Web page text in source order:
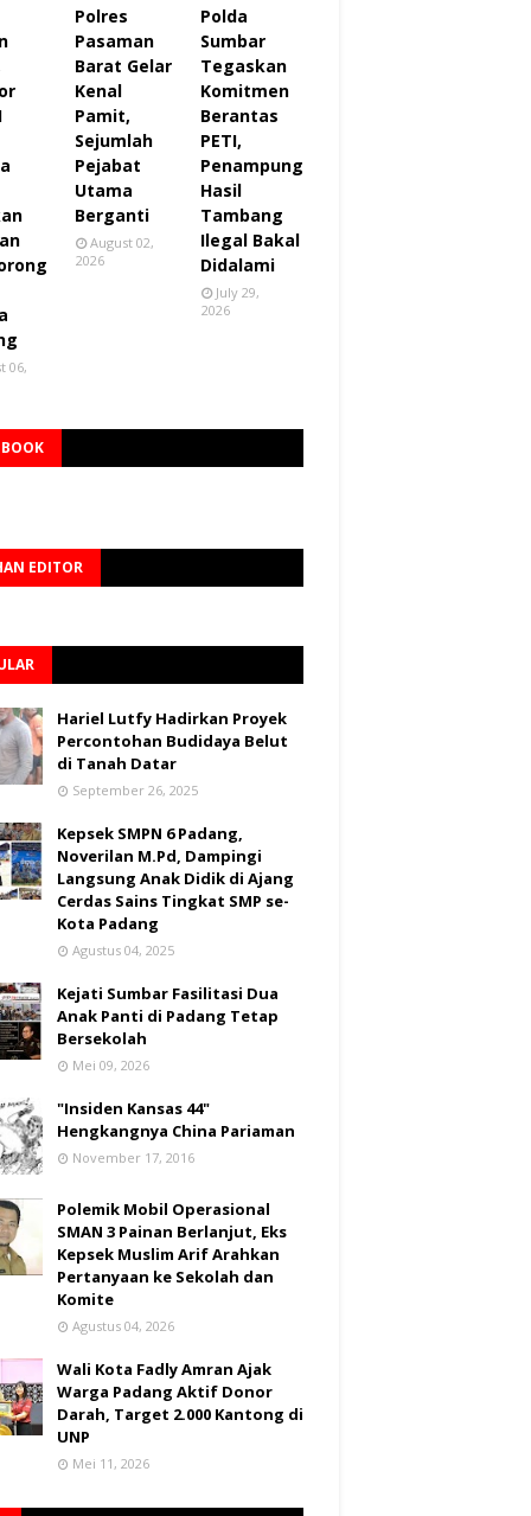
06,
Polres
Pasaman
Barat Gelar
Kenal
Pamit,
Sejumlah
Pejabat
Utama
Berganti
August 02,
2026
Polda
Sumbar
Tegaskan
Komitmen
Berantas
PETI,
Penampung
Hasil
Tambang
Ilegal Bakal
Didalami
July 29,
2026
EDITOR
Hariel Lutfy Hadirkan Proyek
Percontohan Budidaya Belut
di Tanah Datar
September 26, 2025
Kepsek SMPN 6 Padang,
Noverilan M.Pd, Dampingi
Langsung Anak Didik di Ajang
Cerdas Sains Tingkat SMP se-
Kota Padang
Agustus 04, 2025
Kejati Sumbar Fasilitasi Dua
Anak Panti di Padang Tetap
Bersekolah
Mei 09, 2026
"Insiden Kansas 44"
Hengkangnya China Pariaman
November 17, 2016
Polemik Mobil Operasional
SMAN 3 Painan Berlanjut, Eks
Kepsek Muslim Arif Arahkan
Pertanyaan ke Sekolah dan
Komite
Agustus 04, 2026
Wali Kota Fadly Amran Ajak
Warga Padang Aktif Donor
Darah, Target 2.000 Kantong di
UNP
Mei 11, 2026